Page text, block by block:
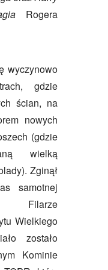
Rogera
wyczynowo
gdzie
ścian, na
nowych
(gdzie
wielką
Zginął
samotnej
Filarze
Wielkiego
zostało
Kominie